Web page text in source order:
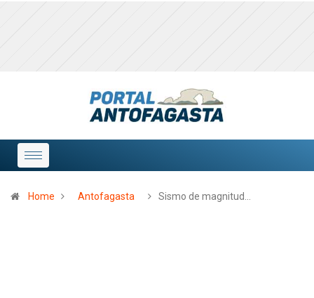
Home Antofagasta Sismo de magnitud…